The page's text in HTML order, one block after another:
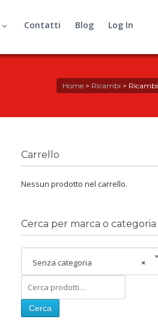
Contatti Blog Log In
Home> Ricambi > Ricambi
Carrello
Nessun prodotto nel carrello.
Cerca per marca o categoria
×
Senza categoria
Cerca